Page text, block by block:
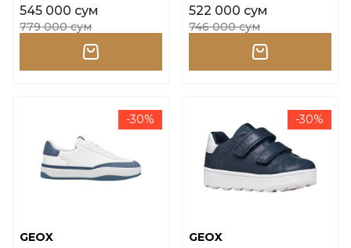
545 000 сум
779 000 сум
522 000 сум
746 000 сум
-30%
GEOX
-30%
GEOX